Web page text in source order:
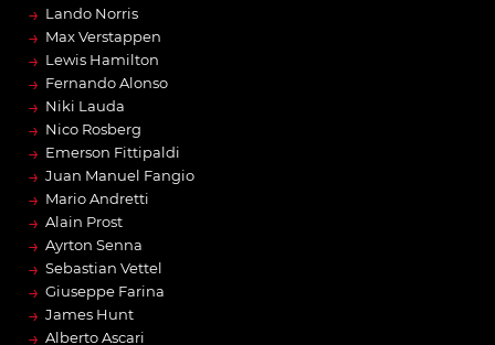
→ Lando Norris
→ Max Verstappen
→ Lewis Hamilton
→ Fernando Alonso
→ Niki Lauda
→ Nico Rosberg
→ Emerson Fittipaldi
→ Juan Manuel Fangio
→ Mario Andretti
→ Alain Prost
→ Ayrton Senna
→ Sebastian Vettel
→ Giuseppe Farina
→ James Hunt
→ Alberto Ascari